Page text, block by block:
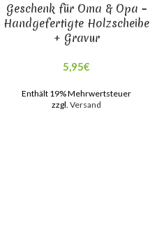
Geschenk für Oma & Opa –
Handgefertigte Holzscheibe
+ Gravur
5,95€
Enthält 19% Mehrwertsteuer
zzgl. Versand